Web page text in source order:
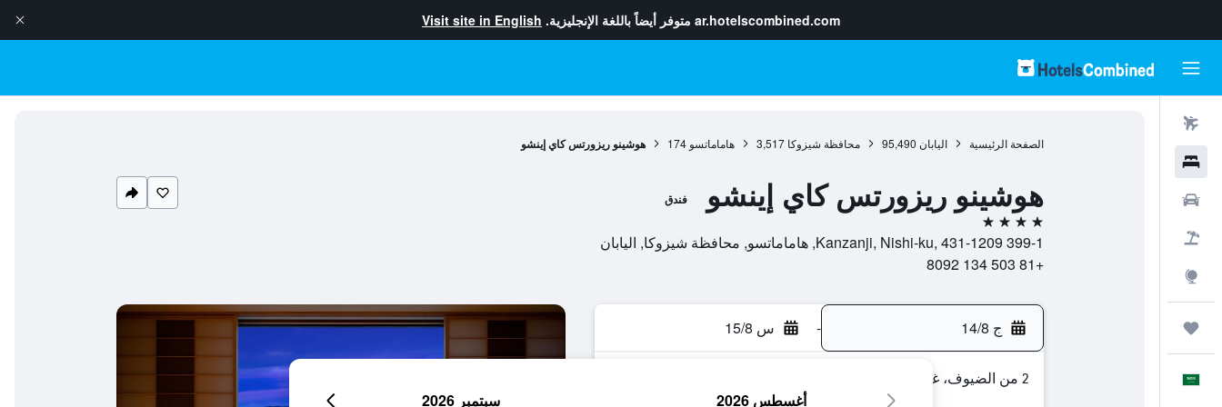
ar.hotelscombined.com متوفر أيضاً باللغة الإنجليزية. Visit site in English
الصفحة الرئيسية اليابان 95,490 محافظة شيزوكا 3,517 هاماماتسو 174 هوشينو ريزورتس كاي إينشو
هوشينو ريزورتس كاي إينشو فندق
4 نجوم
399-1 Kanzanji, Nishi-ku, 431-1209, هاماماتسو, محافظة شيزوكا, اليابان
+81 503 134 8092
ج 14/8 - س 15/8
2 من الضيوف، غرفة واحدة
أغسطس 2026 سبتمبر 2026